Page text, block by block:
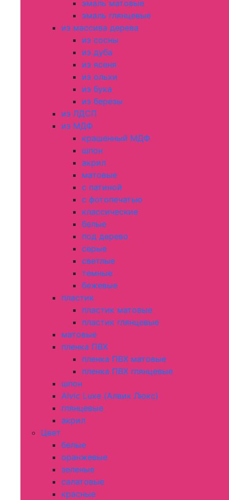
эмаль матовые
эмаль глянцевые
из массива дерева
из сосны
из дуба
из ясеня
из ольхи
из бука
из березы
из ЛДСП
из МДФ
крашенный МДФ
шпон
акрил
матовые
с патиной
с фотопечатью
классические
белые
под дерево
серые
светлые
темные
бежевые
пластик
пластик матовые
пластик глянцевые
матовые
пленка ПВХ
пленка ПВХ матовые
пленка ПВХ глянцевые
шпон
Alvic Luxe (Алвик Люкс)
глянцевые
акрил
Цвет
белые
оранжевые
зеленые
салатовые
красные